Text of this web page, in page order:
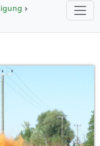
Open